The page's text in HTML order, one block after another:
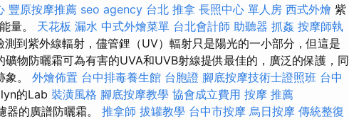
豐原按摩推薦 seo agency 台北 推拿 長照中心 單人房 西式外燴 紫
量。 天花板 漏水 中式外燴菜單 台北會計師 助聽器 抓姦 按摩師執
測到紫外線輻射，儘管鋰（UV）輻射只是陽光的一小部分，但這是
物防曬霜可為有害的UVA和UVB射線提供最佳的，廣泛的保護，同
。 外燴佈置 台中排毒養生館 台胞證 腳底按摩技術士證照班 台中
的Lab 裝潢風格 腳底按摩教學 協會成立費用 按摩 推薦
器的廣譜防曬霜。 推拿師 拔罐教學 台中市按摩 烏日按摩 傳統整復